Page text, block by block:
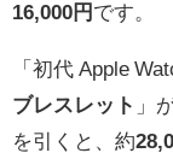
16,000円 です。
「初代 Apple
ブレスレット 」
を引くと、約